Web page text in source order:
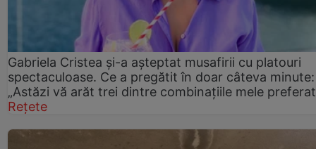
Gabriela Cristea și-a așteptat musafirii cu platouri
spectaculoase. Ce a pregătit în doar câteva minute:
„Astăzi vă arăt trei dintre combinațiile mele
Rețete